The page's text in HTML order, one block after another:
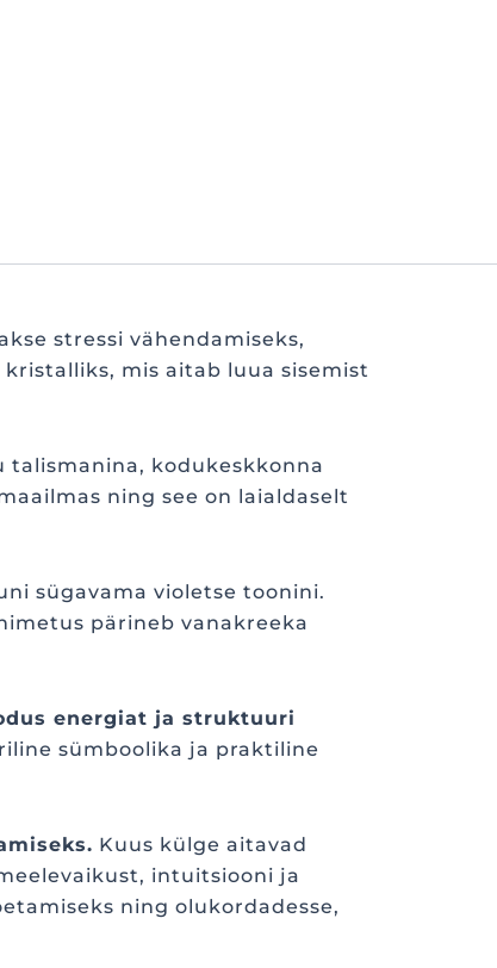
stressi vähendamiseks,
mis aitab luua sisemist
kodukeskkonna
ning see on laialdaselt
sügavama violetse toonini.
pärineb vanakreeka
energiat ja struktuuri
sümboolika ja praktiline
Kuus külge aitavad
intuitsiooni ja
ning olukordadesse,